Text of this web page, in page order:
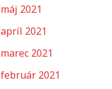
máj 2021
apríl 2021
marec 2021
február 2021